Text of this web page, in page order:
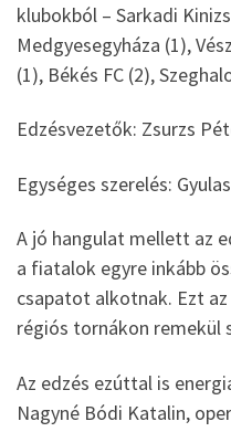
klubokból – Sarkadi
Medgyesegyháza (1),
(1), Békés FC (2),
Edzésvezetők: Zsurzs
Egységes szerelés:
A jó hangulat mellett az
a fiatalok egyre inkább
csapatot alkotnak. Ezt
régiós tornákon remekül
Az edzés ezúttal is
Nagyné Bódi Katalin,